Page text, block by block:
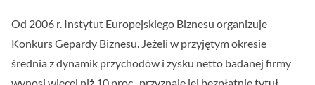
Od 2006 r. Instytut Europejskiego Biznesu organizuje
Konkurs Gepardy Biznesu. Jeżeli w przyjętym okresie
średnia z dynamik przychodów i zysku netto badanej firmy
wynosi więcej niż 10 proc., przyznaje jej bezpłatnie tytuł